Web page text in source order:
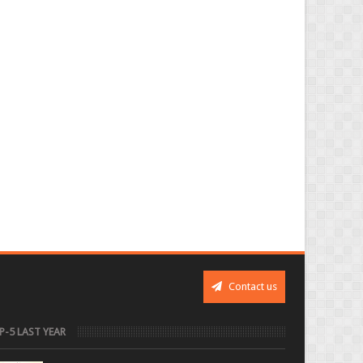
Contact us
5 LAST YEAR